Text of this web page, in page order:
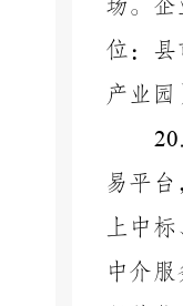
场。
位：
产业园
20
易平
上中
中介